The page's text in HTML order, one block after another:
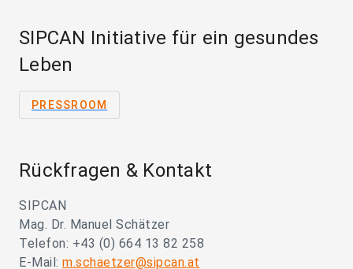
SIPCAN Initiative für ein gesundes
Leben
PRESSROOM
Rückfragen & Kontakt
SIPCAN
Mag. Dr. Manuel Schätzer
Telefon: +43 (0) 664 13 82 258
E-Mail: m.schaetzer@sipcan.at